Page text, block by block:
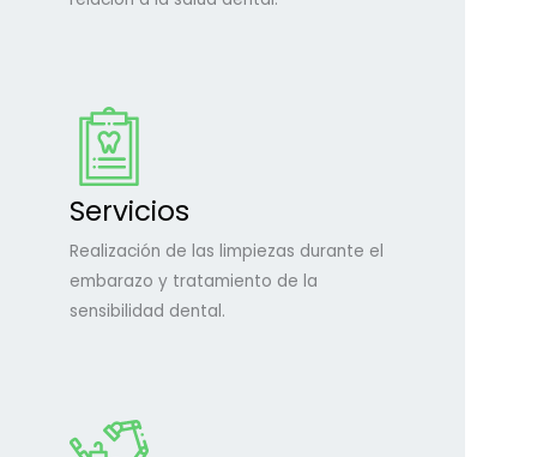
Servicios
Realización de las limpiezas durante el
embarazo y tratamiento de la
sensibilidad dental.